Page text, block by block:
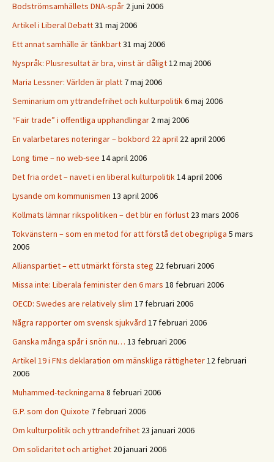
Bodströmsamhällets DNA-spår 2 juni 2006
Artikel i Liberal Debatt31 maj 2006
Ett annat samhälle är tänkbart31 maj 2006
Nyspråk: Plusresultat är bra, vinst är dåligt12 maj 2006
Maria Lessner: Världen är platt 7 maj 2006
Seminarium om yttrandefrihet och kulturpolitik6 maj 2006
“Fair trade” i offentliga upphandlingar 2 maj 2006
En valarbetares noteringar – bokbord 22 april 22 april 2006
Long time – no web-see 14 april 2006
Det fria ordet – navet i en liberal kulturpolitik14 april 2006
Lysande om kommunismen 13 april 2006
Kollmats lämnar rikspolitiken – det blir en förlust 23 mars 2006
Tokvänstern – som en metod för att förstå det obegripliga 5 mars
2006
Allianspartiet – ett utmärkt första steg 22 februari 2006
Missa inte: Liberala feminister den 6 mars 18 februari 2006
OECD: Swedes are relatively slim 17 februari 2006
Några rapporter om svensk sjukvård 17 februari 2006
Ganska många spår i snön nu… 13 februari 2006
Artikel 19 i FN:s deklaration om mänskliga rättigheter12 februari
2006
Muhammed-teckningarna 8 februari 2006
G.P. som don Quixote 7 februari 2006
Om kulturpolitik och yttrandefrihet 23 januari 2006
Om solidaritet och artighet 20 januari 2006